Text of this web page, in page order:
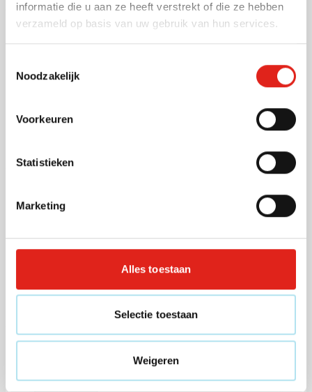
informatie die u aan ze heeft verstrekt of die ze hebben
verzameld op basis van uw gebruik van hun services.
Noodzakelijk
Voorkeuren
Statistieken
Marketing
Alles toestaan
Selectie toestaan
Weigeren
001311005008
Gerecycleerd
Sporttas Golduck
21 augustus
vanaf 5,74
Lange hengsels
Levering vanaf
Bekijk
Kabeltas Tech Johnny | Roll-top |
Gespsluiting